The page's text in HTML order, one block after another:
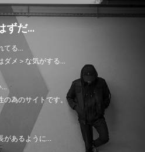
ずだ...
てる…
ダメ＞な気がする…
…
の為のサイトです。
があるように…